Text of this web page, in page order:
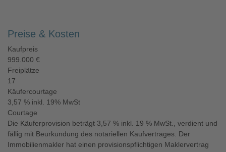
Preise & Kosten
Kaufpreis
999.000 €
Freiplätze
17
Käufercourtage
3,57 % inkl. 19% MwSt
Courtage
Die Käuferprovision beträgt 3,57 % inkl. 19 % MwSt., verdient und
fällig mit Beurkundung des notariellen Kaufvertrages. Der
Immobilienmakler hat einen provisionspflichtigen Maklervertrag